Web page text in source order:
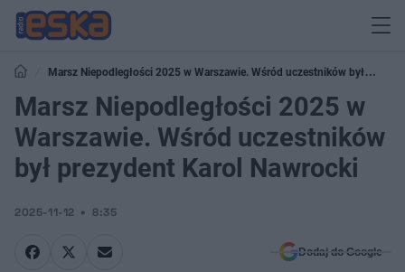
Marsz Niepodległości 2025 w Warszawie. Wśród uczestników był
prezydent Karol Nawrocki
Marsz Niepodległości 2025 w
Warszawie. Wśród uczestników
był prezydent Karol Nawrocki
2025-11-12 8:35
Dodaj do Google